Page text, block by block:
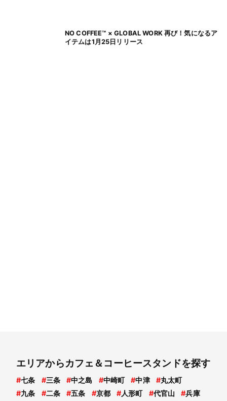
NO COFFEE™ × GLOBAL WORK 再び！気になるア
イテムは1月25日リリース
エリアからカフェ＆コーヒースタンドを探す
#七条 #三条 #中之島 #中崎町 #中津 #丸太町
#九条 #二条 #五条 #京都 #人形町 #代官山 #兵庫